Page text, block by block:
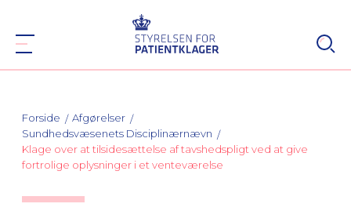
Forside
Afgørelser
Sundhedsvæsenets Disciplinærnævn
Klage over at tilsidesættelse af tavshedspligt ved at give
fortrolige oplysninger i et venteværelse